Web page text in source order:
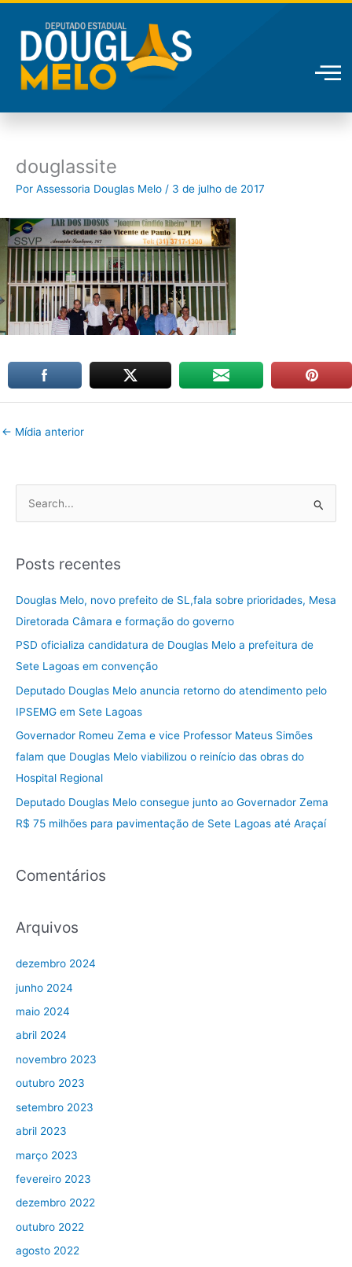
conteúdo
douglassite
Por Assessoria Douglas Melo / 3 de julho de 2017
← Mídia anterior
q
p
o
r
:
Posts recentes
Douglas Melo, novo prefeito de SL,fala sobre prioridades, Mesa
Diretorada Câmara e formação do governo
PSD oficializa candidatura de Douglas Melo a prefeitura de
Sete Lagoas em convenção
Deputado Douglas Melo anuncia retorno do atendimento pelo
IPSEMG em Sete Lagoas
Governador Romeu Zema e vice Professor Mateus Simões
falam que Douglas Melo viabilizou o reinício das obras do
Hospital Regional
Deputado Douglas Melo consegue junto ao Governador Zema
R$ 75 milhões para pavimentação de Sete Lagoas até Araçaí
Comentários
Arquivos
dezembro 2024
junho 2024
maio 2024
abril 2024
novembro 2023
outubro 2023
setembro 2023
abril 2023
março 2023
fevereiro 2023
dezembro 2022
outubro 2022
agosto 2022